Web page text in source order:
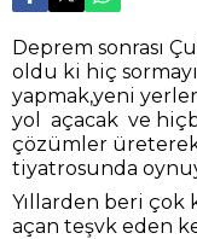
Deprem sonrası
oldu ki hiç
yapmak,yeni
yol açacak ve
çözümler
tiyatrosunda
Yıllarden beri çok
açan teşvk eden